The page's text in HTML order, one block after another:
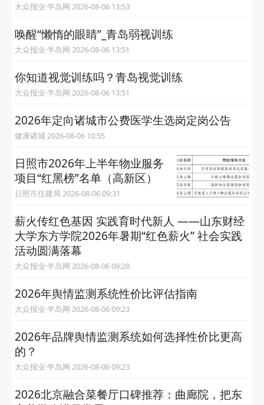
大众报业·半岛网 2026-08-06 13:53
唤醒“懒惰的眼睛”_青岛弱视训练
大众报业·半岛网 2026-08-06 13:51
你知道视觉训练吗？青岛视觉训练
大众报业·半岛网 2026-08-06 13:51
2026年定向诸城市公费医学生选岗定岗公告
健康诸城 2026-08-06 10:55
日照市2026年上半年物业服务
项目“红黑榜”名单（高新区）
日照市住建局 2026-08-06 09:31
薪火传红色基因 实践育时代新人 ——山东财经
大学东方学院2026年暑期“红色薪火” 社会实践
活动圆满落幕
大众报业·半岛网 2026-08-06 09:28
2026年舆情监测系统性价比评估指南
大众报业·半岛网 2026-08-06 09:23
2026年品牌舆情监测系统如何选择性价比更高
的？
大众报业·半岛网 2026-08-06 09:23
2026北京融合菜餐厅口碑推荐：曲廊院，把东